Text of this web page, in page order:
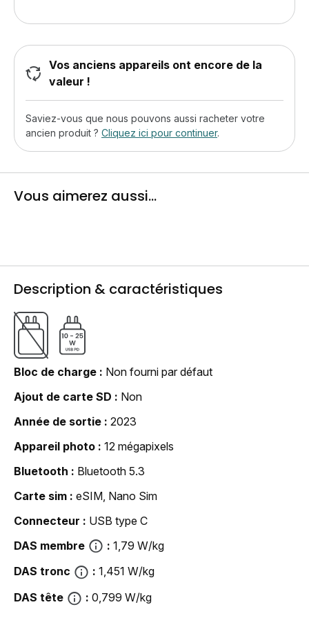
Vos anciens appareils ont encore de la
valeur !
Saviez-vous que nous pouvons aussi racheter votre
ancien produit ? Cliquez ici pour continuer.
Vous aimerez aussi...
Description & caractéristiques
Bloc de charge
Non fourni par défaut
Ajout de carte SD
Non
Année de sortie
2023
Appareil photo
12 mégapixels
Bluetooth
Bluetooth 5.3
Carte sim
eSIM, Nano Sim
Connecteur
USB type C
DAS membre
1,79 W/kg
DAS tronc
1,451 W/kg
DAS tête
0,799 W/kg